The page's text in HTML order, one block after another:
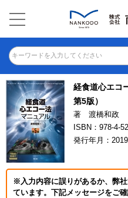
キーワードを入力してください
経食道心エコ
第5版）
著 渡橋和政
ISBN：978-4-
発行年月：
※入力内容に誤りがあるか、弊
ています。下記メッセージをご確